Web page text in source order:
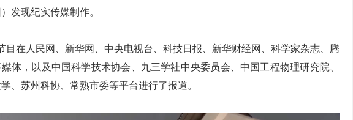
）发现纪实传媒制作。
在人民网、新华网、中央电视台、科技日报、新华财经网、科学家杂志、腾
体，以及中国科学技术协会、九三学社中央委员会、中国工程物理研究院、
、苏州科协、常熟市委等平台进行了报道。